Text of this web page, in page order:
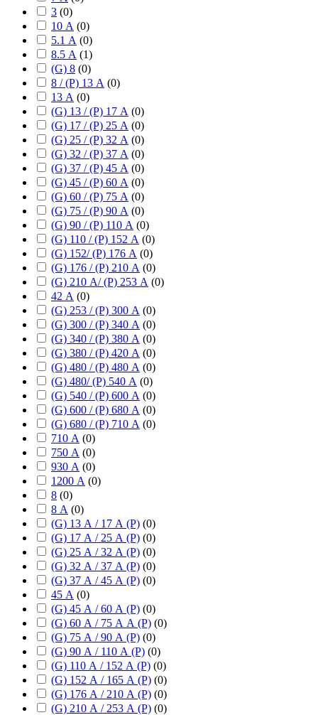
3 (0)
10 А (0)
5.1 А (0)
8.5 А (1)
(G) 8 (0)
8 / (P) 13 А (0)
13 А (0)
(G) 13 / (P) 17 А (0)
(G) 17 / (P) 25 А (0)
(G) 25 / (P) 32 А (0)
(G) 32 / (P) 37 А (0)
(G) 37 / (P) 45 А (0)
(G) 45 / (P) 60 А (0)
(G) 60 / (P) 75 А (0)
(G) 75 / (P) 90 А (0)
(G) 90 / (P) 110 А (0)
(G) 110 / (P) 152 А (0)
(G) 152/ (P) 176 А (0)
(G) 176 / (P) 210 А (0)
(G) 210 А/ (P) 253 А (0)
42 А (0)
(G) 253 / (P) 300 А (0)
(G) 300 / (P) 340 А (0)
(G) 340 / (P) 380 А (0)
(G) 380 / (P) 420 А (0)
(G) 480 / (P) 480 А (0)
(G) 480/ (P) 540 А (0)
(G) 540 / (P) 600 А (0)
(G) 600 / (P) 680 А (0)
(G) 680 / (P) 710 А (0)
710 А (0)
750 А (0)
930 А (0)
1200 А (0)
8 (0)
8 А (0)
(G) 13 А / 17 А (P) (0)
(G) 17 А / 25 А (P) (0)
(G) 25 А / 32 А (P) (0)
(G) 32 А / 37 А (P) (0)
(G) 37 А / 45 А (P) (0)
45 А (0)
(G) 45 А / 60 А (P) (0)
(G) 60 А / 75 А А (P) (0)
(G) 75 А / 90 А (P) (0)
(G) 90 А / 110 А (P) (0)
(G) 110 А / 152 А (P) (0)
(G) 152 А / 165 А (P) (0)
(G) 176 А / 210 А (P) (0)
(G) 210 А / 253 А (P) (0)